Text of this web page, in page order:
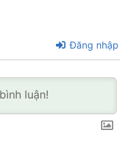
Đăng nhập